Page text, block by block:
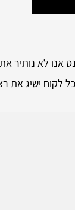
אנו לא
לקוח ישיג